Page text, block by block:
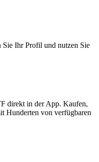
Sie Ihr Profil und nutzen Sie
direkt in der App. Kaufen,
Hunderten von verfügbaren